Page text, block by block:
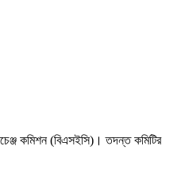
কমিশন (বিএসইসি)। তদন্ত কমিটির